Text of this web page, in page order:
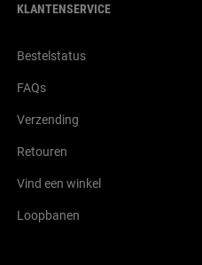
KLANTENSERVICE
Bestelstatus
FAQs
Verzending
Retouren
Vind een winkel
Loopbanen